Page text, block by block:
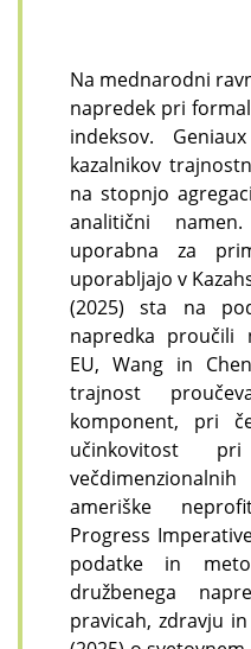
Na mednarodni
napredek pri
indeksov.
kazalnikov
na stopnjo
analitični
uporabna za
uporabljajo v
(2025) sta na
napredka proučili
EU, Wang in
trajnost
komponent, pri
učinkovitost
ameriške
Progress
podatke in
družbenega
pravicah, zdravju